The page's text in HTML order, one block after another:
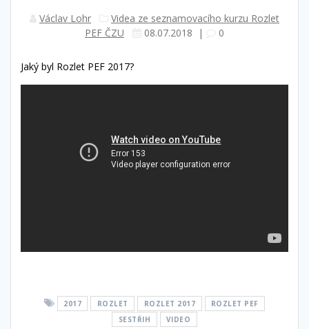
Václav Lohr
Videa ze seznamovacího kurzu Rozlet
PEF ČZU
08.07.2018 | 0
Jaký byl Rozlet PEF 2017?
2017 ROZLET ROZLET 2017
ROZLET PEF
SESTŘIH
VIDEO